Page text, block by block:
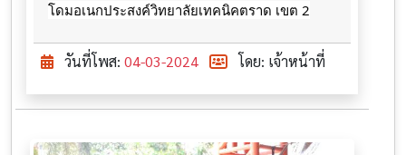
โดมอเนกประสงค์วิทยาลัยเทคนิคตราด เขต 2
วันที่โพส: 04-03-2024 โดย: เจ้าหน้าที่